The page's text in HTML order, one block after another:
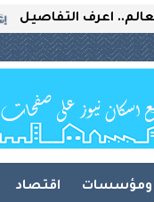
محمد التفاصيل
ومؤسسات اقتصاد